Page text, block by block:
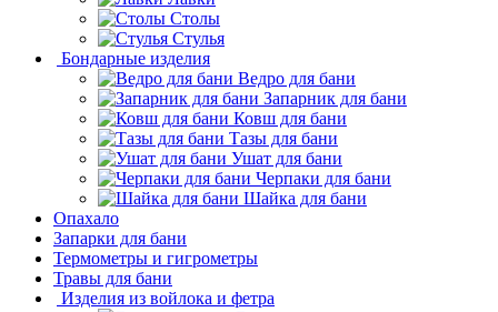
Столы
Стулья
Бондарные изделия
Ведро для бани
Запарник для бани
Ковш для бани
Тазы для бани
Ушат для бани
Черпаки для бани
Шайка для бани
Опахало
Запарки для бани
Термометры и гигрометры
Травы для бани
Изделия из войлока и фетра